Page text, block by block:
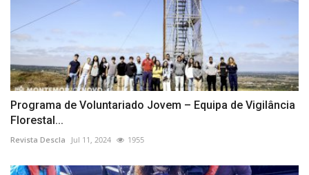
Programa de Voluntariado Jovem – Equipa de Vigilância
Florestal...
Revista Descla Jul 11, 2024 1955